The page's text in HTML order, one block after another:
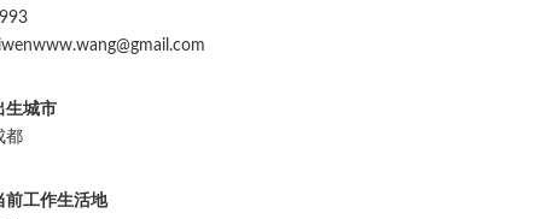
生城市
都
前工作生活地